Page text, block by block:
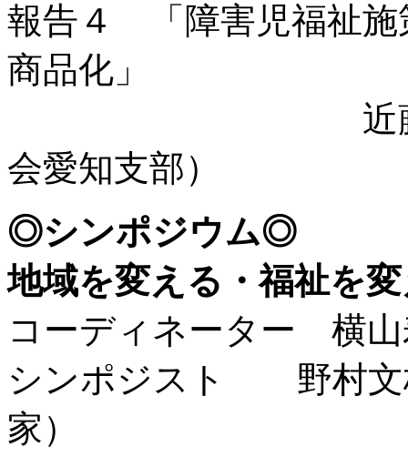
報告４ 「障害児福祉施
商品化」
近藤直子（全
会愛知支部）
◎シンポジウム◎
地域を変える・福祉
コーディネーター 横山
シンポジスト 野村文
家）